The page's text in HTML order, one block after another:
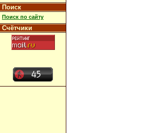
Поиск
Поиск по сайту
Счётчики